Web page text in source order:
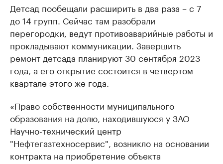
Детсад пообещали расширить в два раза – с 7
до 14 групп. Сейчас там разобрали
перегородки, ведут противоаварийные работы и
прокладывают коммуникации. Завершить
ремонт детсада планируют 30 сентября 2023
года, а его открытие состоится в четвертом
квартале этого же года.
«Право собственности муниципального
образования на долю, находившуюся у ЗАО
Научно-технический центр
"Нефтегазтехносервис", возникло на основании
контракта на приобретение объекта